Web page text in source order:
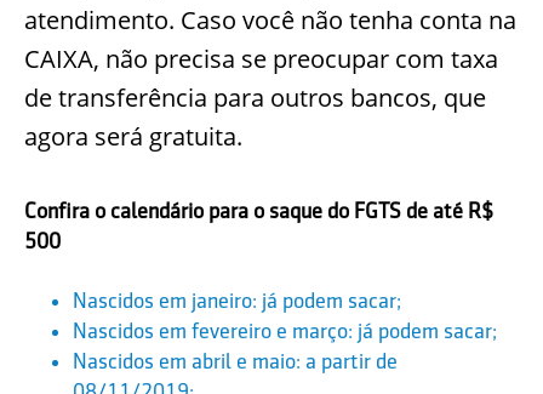
atendimento. Caso você não tenha conta na
CAIXA, não precisa se preocupar com taxa
de transferência para outros bancos, que
agora será gratuita.
Confira o calendário para o saque do FGTS de até R$
500
Nascidos em janeiro: já podem sacar;
Nascidos em fevereiro e março: já podem sacar;
Nascidos em abril e maio: a partir de